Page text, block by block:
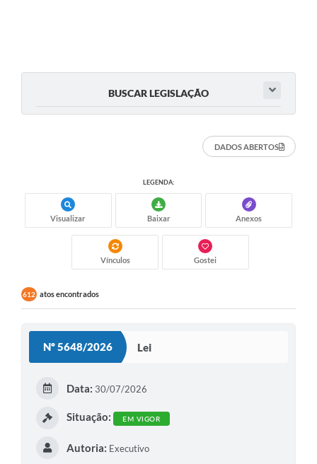
BUSCAR LEGISLAÇÃO
DADOS ABERTOS
LEGENDA:
Visualizar Baixar Anexos
Vínculos Gostei
612 atos encontrados
Nº 5648/2026 Lei
Data: 30/07/2026
Situação: EM VIGOR
Autoria: Executivo